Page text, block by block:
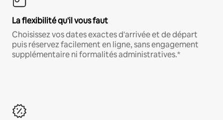
La flexibilité qu'il vous faut
Choisissez vos dates exactes d'arrivée et de départ
puis réservez facilement en ligne, sans engagement
supplémentaire ni formalités administratives.*